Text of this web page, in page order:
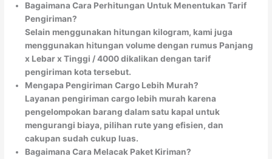
Bagaimana Cara Perhitungan Untuk Menentukan Tarif
Pengiriman?
Selain menggunakan hitungan kilogram, kami juga
menggunakan hitungan volume dengan rumus Panjang
x Lebar x Tinggi / 4000 dikalikan dengan tarif
pengiriman kota tersebut.
Mengapa Pengiriman Cargo Lebih Murah?
Layanan pengiriman cargo lebih murah karena
pengelompokan barang dalam satu kapal untuk
mengurangi biaya, pilihan rute yang efisien, dan
cakupan sudah cukup luas.
Bagaimana Cara Melacak Paket Kiriman?